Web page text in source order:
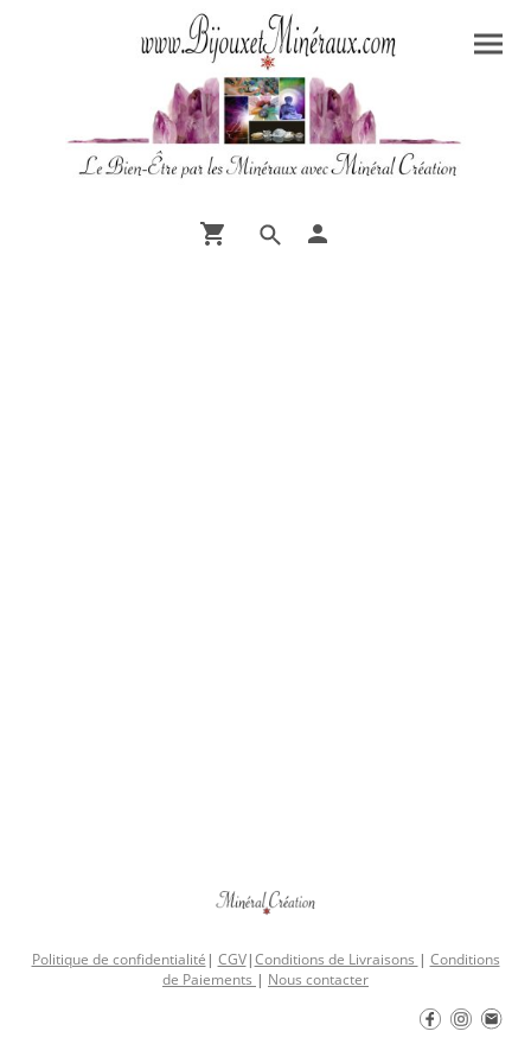
Politique de confidentialité | CGV|Conditions de Livraisons | Conditions
de Paiements | Nous contacter